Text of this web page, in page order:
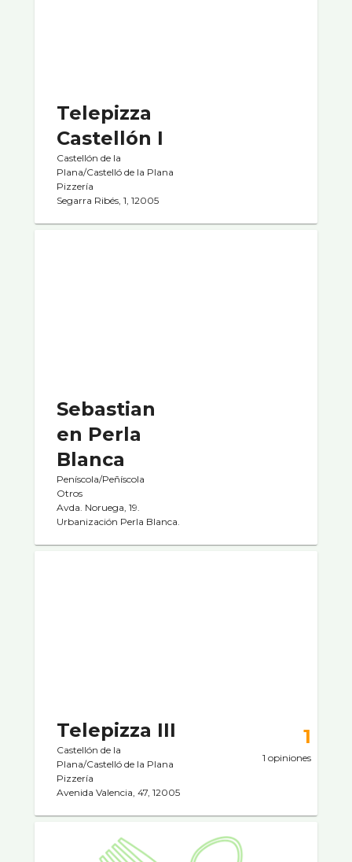
Telepizza
Castellón I
Castellón de la
Plana/Castelló de la Plana
Pizzerí­a
Segarra Ribés, 1, 12005
Sebastian
en Perla
Blanca
Peníscola/Peñíscola
Otros
Avda. Noruega, 19.
Urbanización Perla Blanca.
Telepizza III
Castellón de la
Plana/Castelló de la Plana
Pizzerí­a
Avenida Valencia, 47, 12005
1
1 opiniones